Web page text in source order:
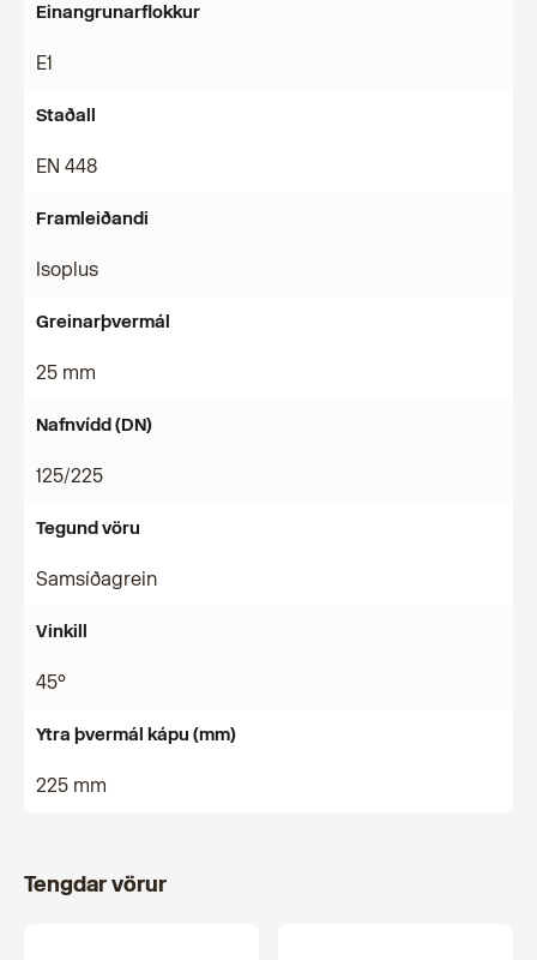
Einangrunarflokkur
E1
Staðall
EN 448
Framleiðandi
Isoplus
Greinarþvermál
25 mm
Nafnvídd (DN)
125/225
Tegund vöru
Samsíðagrein
Vinkill
45°
Ytra þvermál kápu (mm)
225 mm
Tengdar vörur